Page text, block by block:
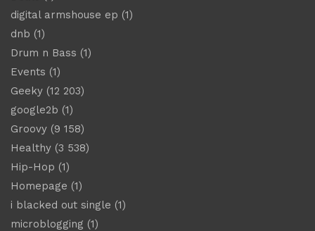
digital armshouse ep (1)
dnb (1)
Drum n Bass (1)
Events (1)
Geeky (12 203)
google2b (1)
Groovy (9 158)
Healthy (3 538)
Hip-Hop (1)
Homepage (1)
i blacked out single (1)
microblogging (1)